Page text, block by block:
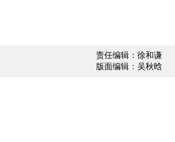
责任编辑：徐和谦
版面编辑：吴秋晗